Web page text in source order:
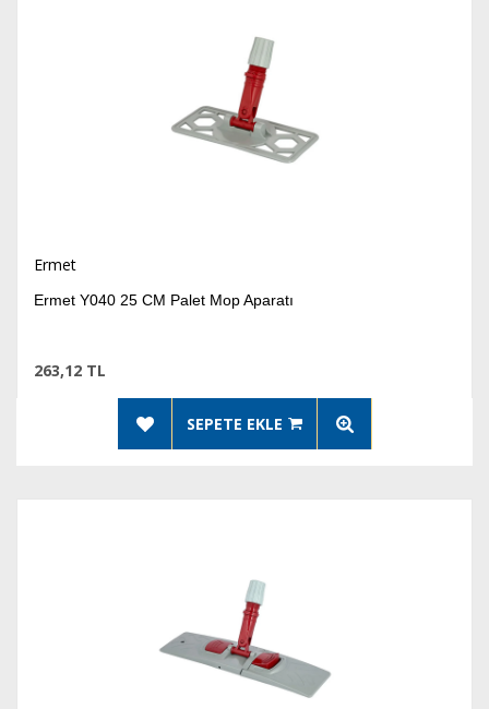
Ermet
Ermet Y040 25 CM Palet Mop Aparatı
263,12 TL
SEPETE EKLE